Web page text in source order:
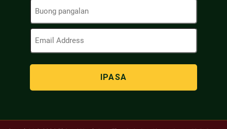
(Kinakailangan)
(Kinakailangan)